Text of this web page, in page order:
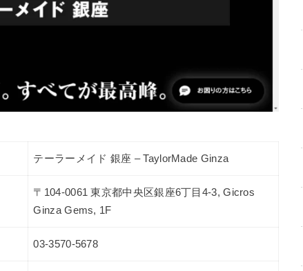
テーラーメイド 銀座 – TaylorMade Ginza
〒104-0061 東京都中央区銀座6丁目4-3, Gicros
Ginza Gems, 1F
03-3570-5678